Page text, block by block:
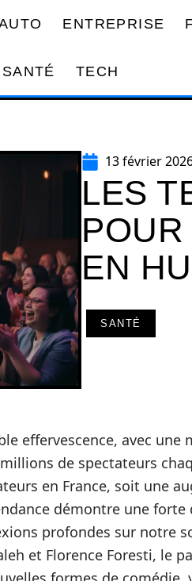
ENTREPRISE
SANTÉ TECH
13 février
LES
EN
SANTÉ
effervescence, avec une
de spectateurs
en France, soit une
démontre une
profondes sur notre
et Florence Foresti, le